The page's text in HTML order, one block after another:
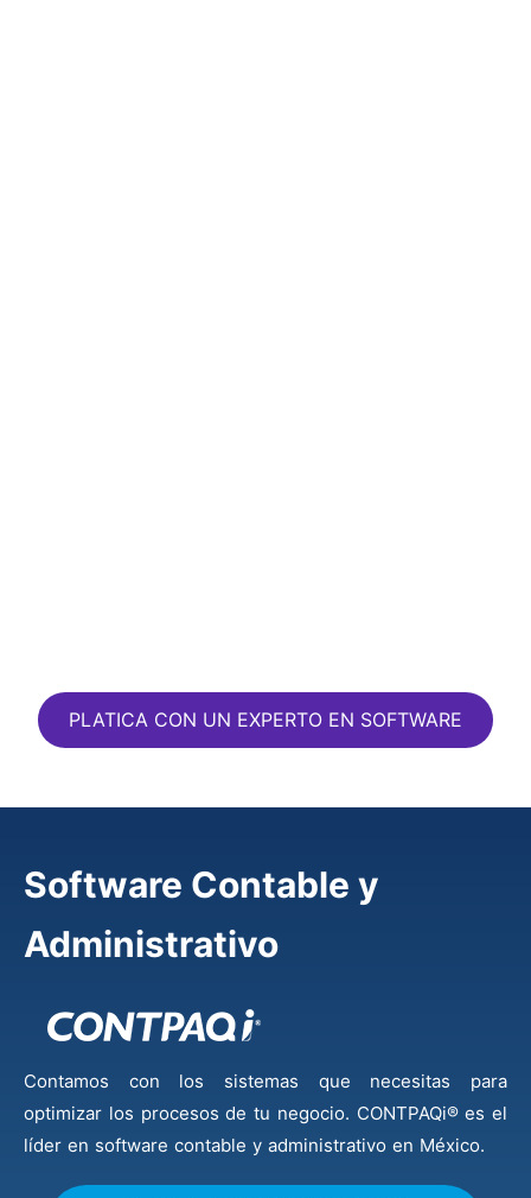
PLATICA CON UN EXPERTO EN SOFTWARE
Software Contable y
Administrativo
Contamos con los sistemas que necesitas para
optimizar los procesos de tu negocio. CONTPAQi® es el
líder en software contable y administrativo en México.